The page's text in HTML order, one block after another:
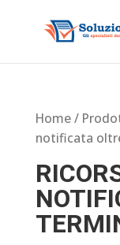
Home/
notificata